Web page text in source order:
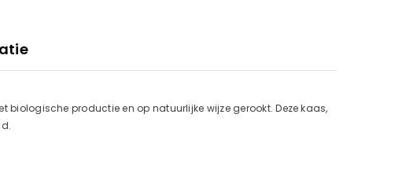
productie en op natuurlijke wijze gerookt. Deze kaas,